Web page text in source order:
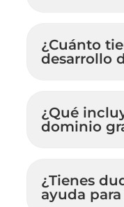
¿Cuánto
desarrollo
¿Qué
dominio
¿Tienes
ayuda